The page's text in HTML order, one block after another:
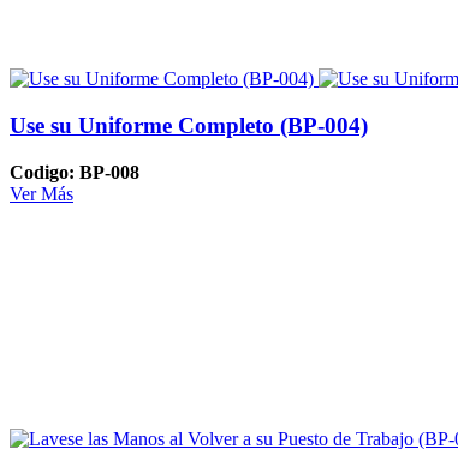
Use su Uniforme Completo (BP-004)
Codigo: BP-008
Ver Más